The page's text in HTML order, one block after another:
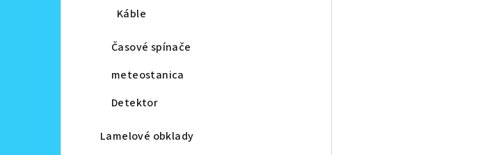
Káble
Časové spínače
meteostanica
Detektor
Lamelové obklady